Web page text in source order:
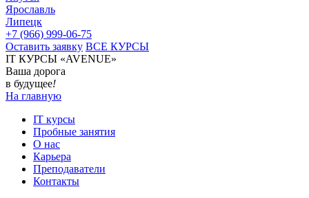
Ярославль
Липецк
+7 (966) 999-06-75
Оставить заявку ВСЕ КУРСЫ
IT КУРСЫ «AVENUE»
Ваша дорога
в будущее!
На главную
IT курсы
Пробные занятия
О нас
Карьера
Преподаватели
Контакты